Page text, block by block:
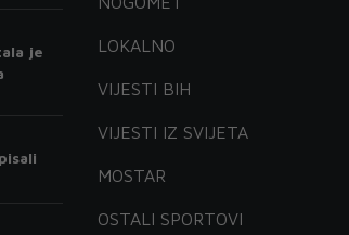
je
LOKALNO
VIJESTI BIH
VIJESTI IZ SVIJETA
MOSTAR
OSTALI SPORTOVI